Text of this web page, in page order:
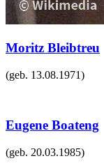
Moritz Bleibtreu
(geb. 13.08.1971)
Eugene Boateng
(geb. 20.03.1985)